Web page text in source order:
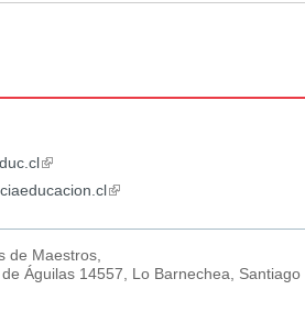
(link
is
(link
external)
de Maestros,
Águilas 14557, Lo Barnechea, Santiago